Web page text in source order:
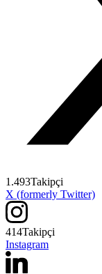
1.493Takipçi
X (formerly Twitter)
414Takipçi
Instagram